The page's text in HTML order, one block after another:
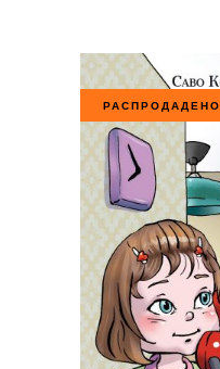
РАСПРОДАДЕНО